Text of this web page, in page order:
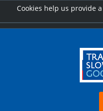
Cookies help us provide